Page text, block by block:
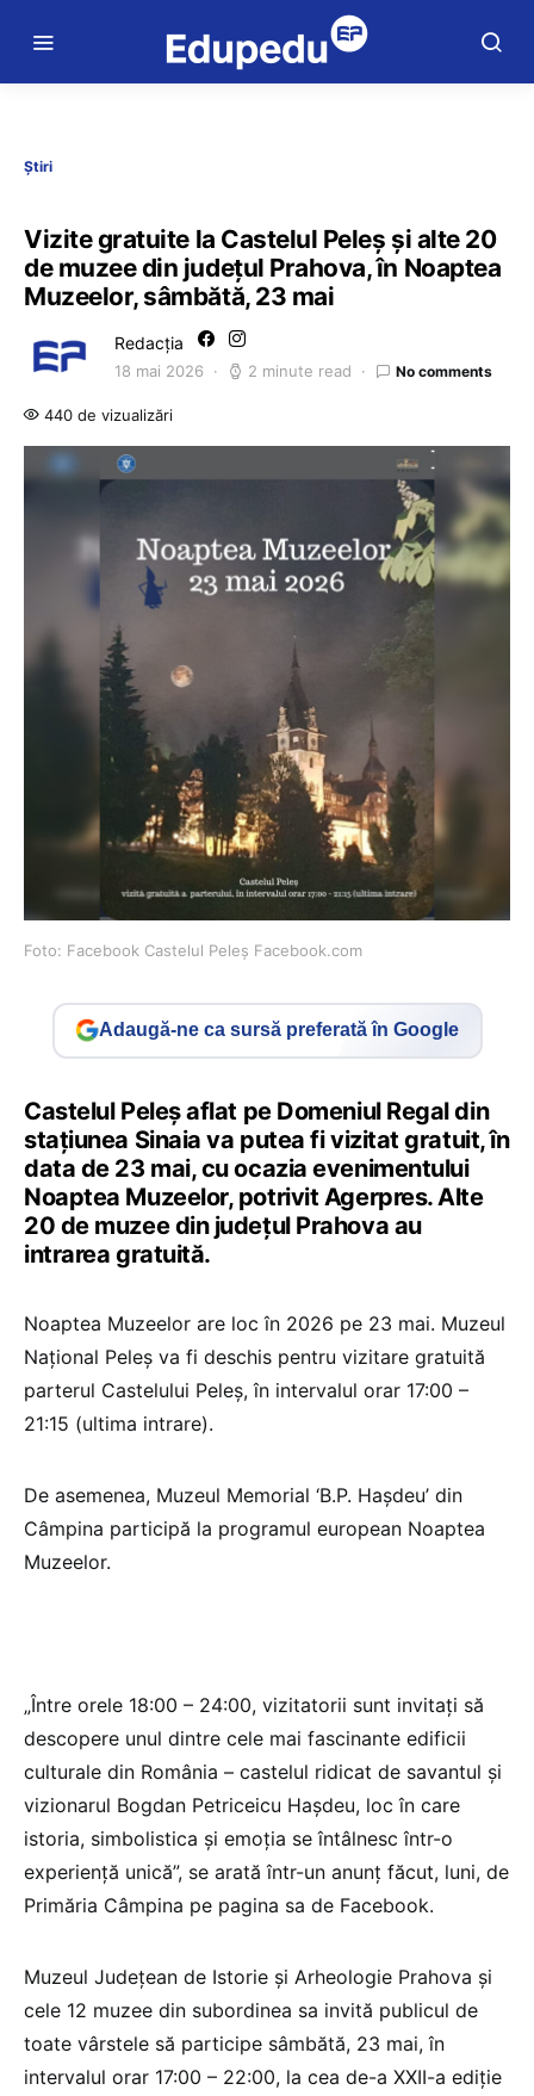
Știri
Vizite gratuite la Castelul Peleș și alte 20
de muzee din județul Prahova, în Noaptea
Muzeelor, sâmbătă, 23 mai
Redacția
18 mai 2026 2 minute read No comments
440 de vizualizări
Foto: Facebook Castelul Peleș Facebook.com
Adaugă-ne ca sursă preferată în Google
Castelul Peleș aflat pe Domeniul Regal din
stațiunea Sinaia va putea fi vizitat gratuit, în
data de 23 mai, cu ocazia evenimentului
Noaptea Muzeelor, potrivit Agerpres. Alte
20 de muzee din județul Prahova au
intrarea gratuită.
Noaptea Muzeelor are loc în 2026 pe 23 mai. Muzeul
Național Peleș va fi deschis pentru vizitare gratuită
parterul Castelului Peleș, în intervalul orar 17:00 –
21:15 (ultima intrare).
De asemenea, Muzeul Memorial ‘B.P. Hașdeu’ din
Câmpina participă la programul european Noaptea
Muzeelor.
„Între orele 18:00 – 24:00, vizitatorii sunt invitați să
descopere unul dintre cele mai fascinante edificii
culturale din România – castelul ridicat de savantul și
vizionarul Bogdan Petriceicu Hașdeu, loc în care
istoria, simbolistica și emoția se întâlnesc într-o
experiență unică”, se arată într-un anunț făcut, luni, de
Primăria Câmpina pe pagina sa de Facebook.
Muzeul Județean de Istorie și Arheologie Prahova și
cele 12 muzee din subordinea sa invită publicul de
toate vârstele să participe sâmbătă, 23 mai, în
intervalul orar 17:00 – 22:00, la cea de-a XXII-a ediție